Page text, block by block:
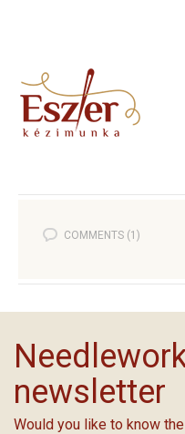
COMMENTS (1)
newsletter
Would you like to know